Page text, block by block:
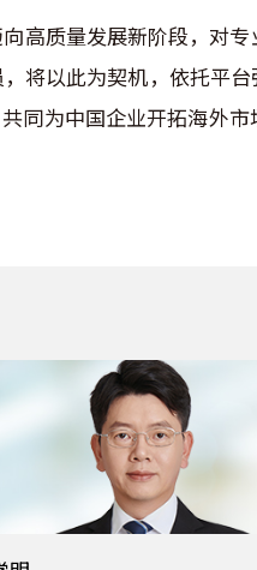
质量发展新阶段，对专
以此为契机，依托平台
同为中国企业开拓海外